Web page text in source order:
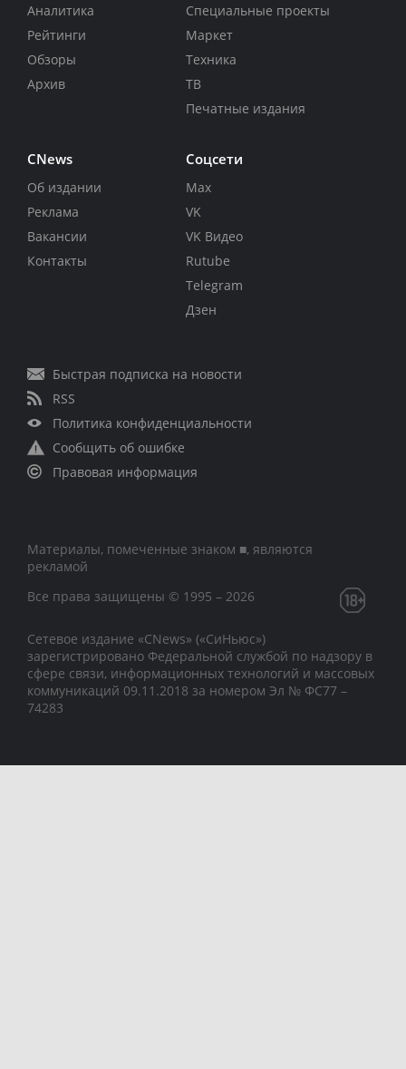
Аналитика
Рейтинги
Обзоры
Архив
Специальные проекты
Маркет
Техника
ТВ
Печатные издания
CNews
Об издании
Реклама
Вакансии
Контакты
Соцсети
Max
VK
VK Видео
Rutube
Telegram
Дзен
Быстрая подписка на новости
RSS
Политика конфиденциальности
Сообщить об ошибке
Правовая информация
Материалы, помеченные знаком ■, являются
рекламой
Все права защищены © 1995 – 2026
Сетевое издание «CNews» («СиНьюс»)
зарегистрировано Федеральной службой по надзору в
сфере связи, информационных технологий и массовых
коммуникаций 09.11.2018 за номером Эл № ФС77 –
74283